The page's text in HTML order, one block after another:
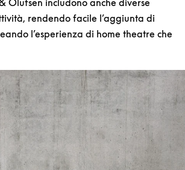
Olufsen includono anche diverse
rendendo facile l’aggiunta di
l’esperienza di home theatre che